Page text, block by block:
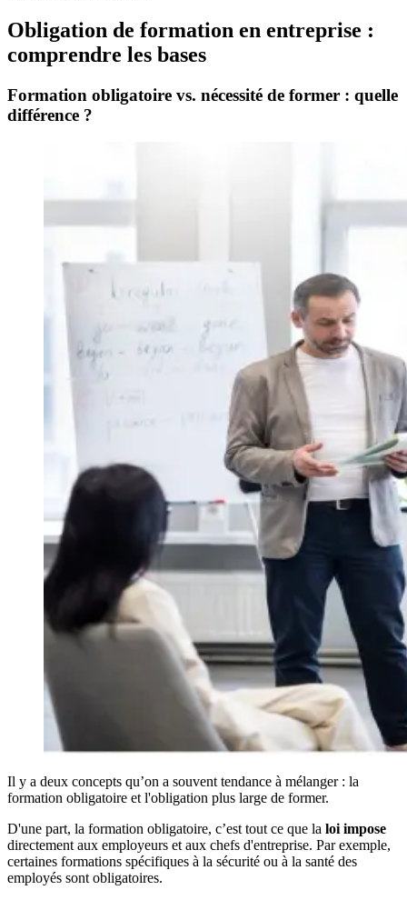
Obligation de formation en entreprise :
comprendre les bases
Formation obligatoire vs. nécessité de former : quelle
différence ?
Il y a deux concepts qu’on a souvent tendance à mélanger : la
formation obligatoire et l'obligation plus large de former.
D'une part, la formation obligatoire, c’est tout ce que la loi impose
directement aux employeurs et aux chefs d'entreprise. Par exemple,
certaines formations spécifiques à la sécurité ou à la santé des
employés sont obligatoires.